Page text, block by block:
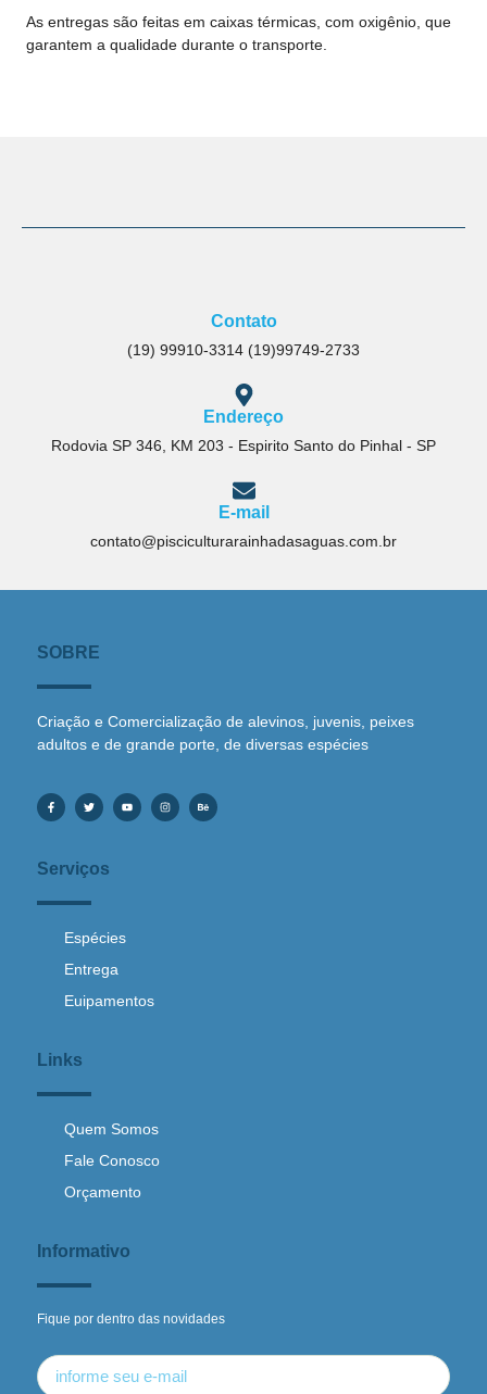
As entregas são feitas em caixas térmicas, com oxigênio, que
garantem a qualidade durante o transporte.
Contato
(19) 99910-3314 (19)99749-2733
Endereço
Rodovia SP 346, KM 203 - Espirito Santo do Pinhal - SP
E-mail
contato@pisciculturarainhadasaguas.com.br
SOBRE
Criação e Comercialização de alevinos, juvenis, peixes
adultos e de grande porte, de diversas espécies
Serviços
Espécies
Entrega
Euipamentos
Links
Quem Somos
Fale Conosco
Orçamento
Informativo
Fique por dentro das novidades